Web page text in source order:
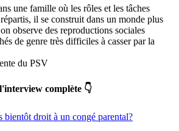
une famille où les rôles et les tâches
il se construit dans un monde plus
observe des reproductions sociales
de genre très difficiles à casser par la
du PSV
complète 👇
bientôt droit à un congé parental?